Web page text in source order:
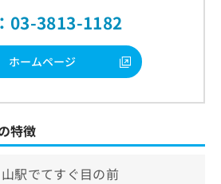
03-3813-1182
ホームページ
特徴
駅でてすぐ目の前